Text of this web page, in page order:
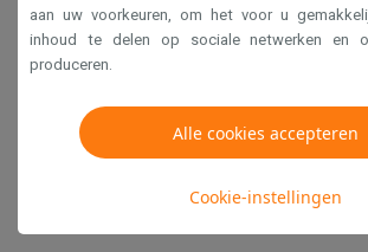
aan uw voorkeuren, om het voor u
inhoud te delen op sociale netwerken en
produceren.
Alle cookies accepteren
Cookie-instellingen